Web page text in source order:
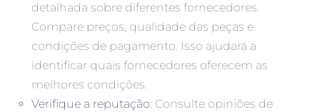
detalhada sobre diferentes fornecedores.
Compare preços, qualidade das peças e
condições de pagamento. Isso ajudará a
identificar quais fornecedores oferecem as
melhores condições.
Verifique a reputação: Consulte opiniões de